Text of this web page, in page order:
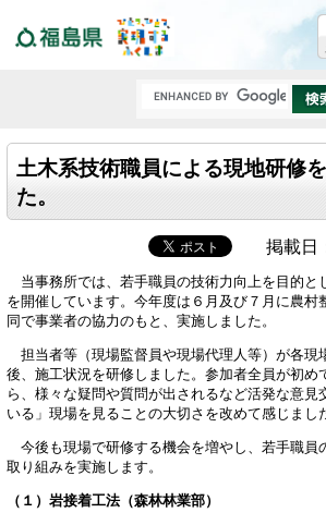
土木系技術職員による現地研修
た。
掲載日
当事務所では、若手職員の技術力向上を目的と
を開催しています。今年度は６月及び７月に農村
同で事業者の協力のもと、実施しました。
担当者等（現場監督員や現場代理人等）が各現
後、施工状況を研修しました。参加者全員が初め
ら、様々な疑問や質問が出されるなど活発な意見
いる」現場を見ることの大切さを改めて感じまし
今後も現場で研修する機会を増やし、若手職員
取り組みを実施します。
（１）岩接着工法（森林林業部）